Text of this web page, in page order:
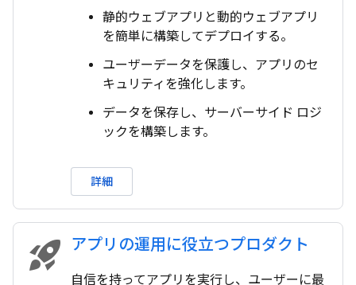
静的ウェブアプリと動的ウェブアプリ
を簡単に構築してデプロイする。
ユーザーデータを保護し、アプリのセ
キュリティを強化します。
データを保存し、サーバーサイド ロジ
ックを構築します。
詳細
rocket_launch アプリの運用に役立つプロダクト
自信を持ってアプリを実行し、ユーザーに最